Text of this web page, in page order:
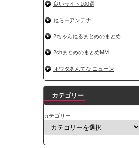
良いサイト100選
ねらーアンテナ
2ちゃんねるまとめのまとめ
2chまとめのまとめMM
オワタあんてな ニュー速
カテゴリー
カテゴリー